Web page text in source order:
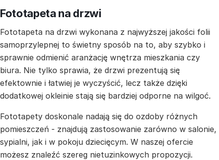
Fototapeta na drzwi
Fototapeta na drzwi wykonana z najwyższej jakości folii
samoprzylepnej to świetny sposób na to, aby szybko i
sprawnie odmienić aranżację wnętrza mieszkania czy
biura. Nie tylko sprawia, że drzwi prezentują się
efektownie i łatwiej je wyczyścić, lecz także dzięki
dodatkowej okleinie stają się bardziej odporne na wilgoć.
Fototapety doskonale nadają się do ozdoby różnych
pomieszczeń - znajdują zastosowanie zarówno w salonie,
sypialni, jak i w pokoju dziecięcym. W naszej ofercie
możesz znaleźć szereg nietuzinkowych propozycji.